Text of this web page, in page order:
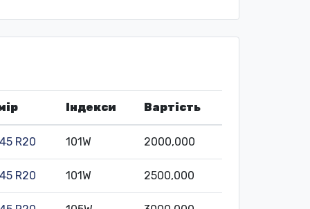
Індекси Вартість
R20 101W 2000,000
R20 101W 2500,000